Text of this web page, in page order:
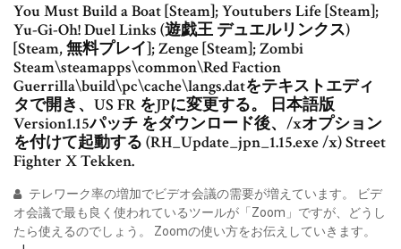
You Must Build a Boat [Steam]; Youtubers Life [Steam];
Yu-Gi-Oh! Duel Links (遊戯王 デュエルリンクス)
[Steam, 無料プレイ]; Zenge [Steam]; Zombi
Steam\steamapps\common\Red Faction
Guerrilla\build\pc\cache\langs.datをテキストエディ
タで開き、US FR をJPに変更する。 日本語版
Version1.15パッチ をダウンロード後、/xオプション
を付けて起動する (RH_Update_jpn_1.15.exe /x) Street
Fighter X Tekken.
テレワーク率の増加でビデオ会議の需要が増えています。 ビデ
オ会議で最も良く使われているツールが「Zoom」ですが、どうし
たら使えるのでしょう。 Zoomの使い方をお伝えしていきます。